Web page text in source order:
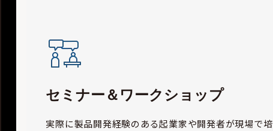
セミナー＆ワークショップ
実際に製品開発経験のある起業家や開発者が現場で培